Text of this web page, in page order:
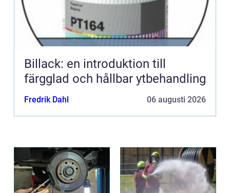
Billack: en introduktion till
färgglad och hållbar ytbehandling
Fredrik Dahl 06 augusti 2026